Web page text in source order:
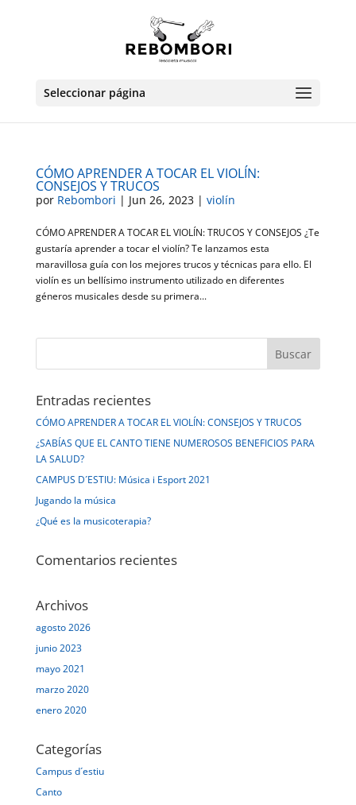
Seleccionar página
CÓMO APRENDER A TOCAR EL VIOLÍN:
CONSEJOS Y TRUCOS
por Rebombori | Jun 26, 2023| violín
CÓMO APRENDER A TOCAR EL VIOLÍN: TRUCOS Y CONSEJOS ¿Te
gustaría aprender a tocar el violín? Te lanzamos esta
maravillosa guía con los mejores trucos y técnicas para ello. El
violín es un bellísimo instrumento utilizado en diferentes
géneros musicales desde su primera...
Entradas recientes
CÓMO APRENDER A TOCAR EL VIOLÍN: CONSEJOS Y TRUCOS
¿SABÍAS QUE EL CANTO TIENE NUMEROSOS BENEFICIOS PARA
LA SALUD?
CAMPUS D´ESTIU: Música i Esport 2021
Jugando la música
¿Qué es la musicoterapia?
Comentarios recientes
Archivos
agosto 2026
junio 2023
mayo 2021
marzo 2020
enero 2020
Categorías
Campus d´estiu
Canto